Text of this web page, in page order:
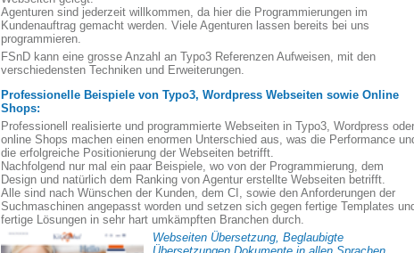
Agenturen sind jederzeit willkommen, da hier die Programmierungen im
Kundenauftrag gemacht werden. Viele Agenturen lassen bereits bei uns
programmieren.
FSnD kann eine grosse Anzahl an Typo3 Referenzen Aufweisen, mit den
verschiedensten Techniken und Erweiterungen.
Professionelle Beispiele von Typo3, Wordpress Webseiten sowie Online
Shops:
Professionell realisierte und programmierte Webseiten in Typo3, Wordpress oder
online Shops machen einen enormen Unterschied aus, was die Performance
die erfolgreiche Positionierung der Webseiten betrifft.
Nachfolgend nur mal ein paar Beispiele, wo von der Programmierung, dem
Design und natürlich dem Ranking von Agentur erstellte Webseiten betrifft.
Alle sind nach Wünschen der Kunden, dem CI, sowie den Anforderungen der
Suchmaschinen angepasst worden und setzen sich gegen fertige Templates
fertige Lösungen in sehr hart umkämpften Branchen durch.
Webseiten Übersetzung, Beglaubigte